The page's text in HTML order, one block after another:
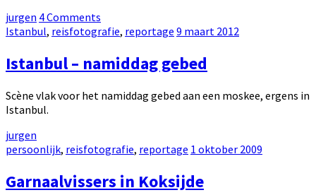
fotograferen
tijdens
vakantie:
wat,
hoe
by
jurgen 4 Comments
Categories:
Istanbul, reisfotografie, reportage Posted
9 maart 2012
Istanbul – namiddag gebed
Scène vlak voor het namiddag gebed aan een moskee, ergens in
Istanbul.
by
jurgen
Categories:
persoonlijk, reisfotografie, reportage Posted
1 oktober 2009
Garnaalvissers in Koksijde